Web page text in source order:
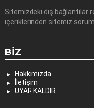
Sitemizdeki dış bağlantılar
içeriklerinden sitemiz
BIZ
Hakkımızda
İletişim
UYAR KALDIR